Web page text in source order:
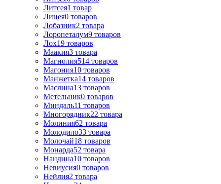
Литсея1 товар
Лицея0 товаров
Лобазник2 товара
Лоропеталум9 товаров
Лох19 товаров
Маакия3 товара
Магнолия514 товаров
Магония10 товаров
Манжетка14 товаров
Маслина13 товаров
Метельник0 товаров
Миндаль11 товаров
Многорядник22 товара
Молиния62 товара
Молодило33 товара
Молочай18 товаров
Монарда52 товара
Нандина10 товаров
Невиусия0 товаров
Нейлия2 товара